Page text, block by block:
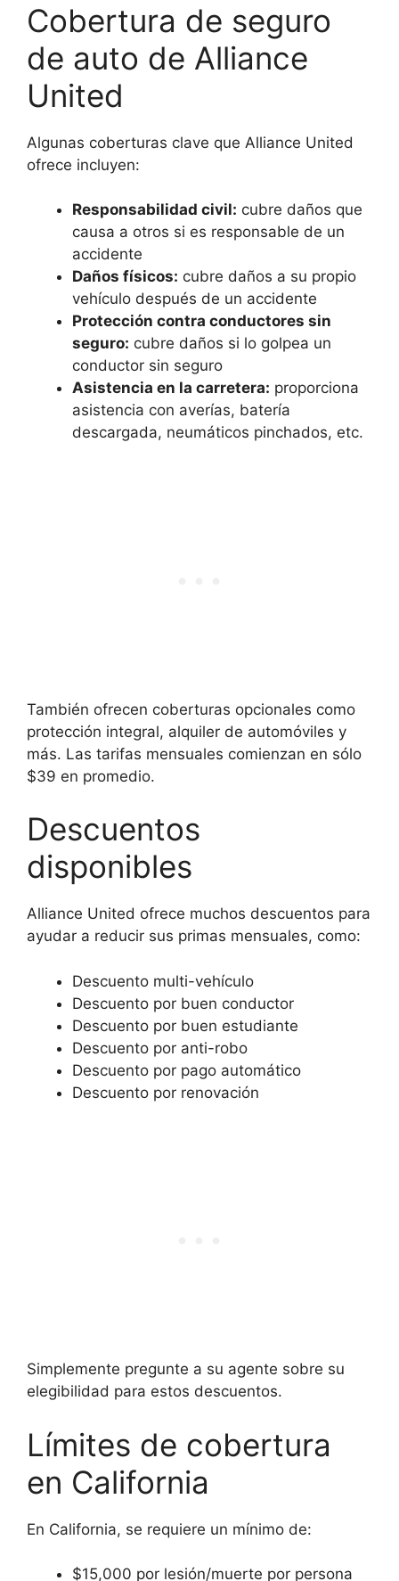
Cobertura de seguro
de auto de Alliance
United
Algunas coberturas clave que Alliance United
ofrece incluyen:
Responsabilidad civil: cubre daños que
causa a otros si es responsable de un
accidente
Daños físicos: cubre daños a su propio
vehículo después de un accidente
Protección contra conductores sin
seguro: cubre daños si lo golpea un
conductor sin seguro
Asistencia en la carretera: proporciona
asistencia con averías, batería
descargada, neumáticos pinchados, etc.
También ofrecen coberturas opcionales como
protección integral, alquiler de automóviles y
más. Las tarifas mensuales comienzan en sólo
$39 en promedio.
Descuentos
disponibles
Alliance United ofrece muchos descuentos para
ayudar a reducir sus primas mensuales, como:
Descuento multi-vehículo
Descuento por buen conductor
Descuento por buen estudiante
Descuento por anti-robo
Descuento por pago automático
Descuento por renovación
Simplemente pregunte a su agente sobre su
elegibilidad para estos descuentos.
Límites de cobertura
en California
En California, se requiere un mínimo de:
$15,000 por lesión/muerte por persona